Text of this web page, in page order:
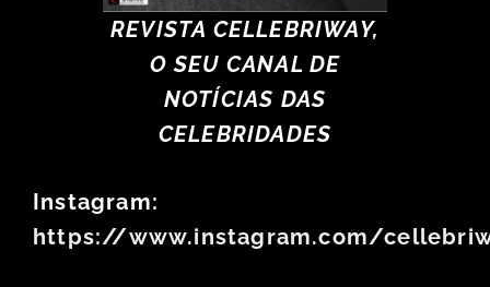
REVISTA CELLEBRIWAY,
O SEU CANAL DE
NOTÍCIAS DAS
CELEBRIDADES
Instagram:
https://www.instagram.com/